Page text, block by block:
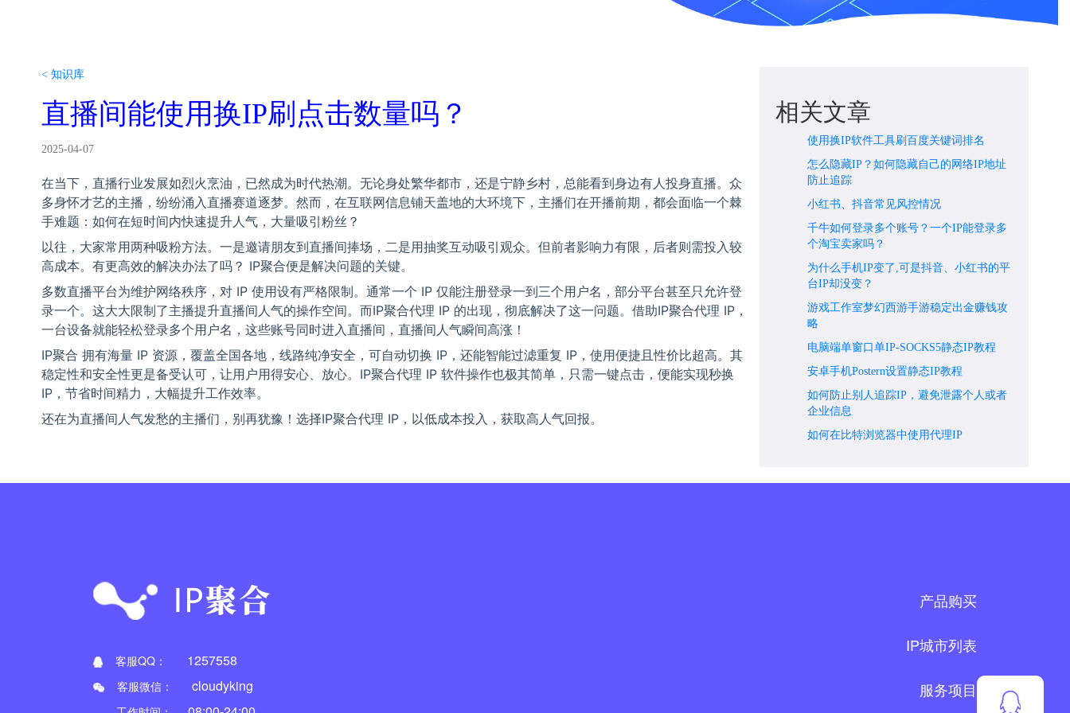
< 知识库
直播间能使用换IP刷点击数量吗？
2025-04-07
在当下，直播行业发展如烈火烹油，已然成为时代热潮。无论身处繁华都市，还是宁静乡村，总能看到身边有人投身直播。众
多身怀才艺的主播，纷纷涌入直播赛道逐梦。然而，在互联网信息铺天盖地的大环境下，主播们在开播前期，都会面临一个棘
手难题：如何在短时间内快速提升人气，大量吸引粉丝？
以往，大家常用两种吸粉方法。一是邀请朋友到直播间捧场，二是用抽奖互动吸引观众。但前者影响力有限，后者则需投入较
高成本。有更高效的解决办法了吗？ IP聚合便是解决问题的关键。
多数直播平台为维护网络秩序，对 IP 使用设有严格限制。通常一个 IP 仅能注册登录一到三个用户名，部分平台甚至只允许登
录一个。这大大限制了主播提升直播间人气的操作空间。而IP聚合代理 IP 的出现，彻底解决了这一问题。借助IP聚合代理 IP，
一台设备就能轻松登录多个用户名，这些账号同时进入直播间，直播间人气瞬间高涨！
IP聚合 拥有海量 IP 资源，覆盖全国各地，线路纯净安全，可自动切换 IP，还能智能过滤重复 IP，使用便捷且性价比超高。其
稳定性和安全性更是备受认可，让用户用得安心、放心。IP聚合代理 IP 软件操作也极其简单，只需一键点击，便能实现秒换
IP，节省时间精力，大幅提升工作效率。
还在为直播间人气发愁的主播们，别再犹豫！选择IP聚合代理 IP，以低成本投入，获取高人气回报。
相关文章
使用换IP软件工具刷百度关键词排名
怎么隐藏IP？如何隐藏自己的网络IP地址
防止追踪
小红书、抖音常见风控情况
千牛如何登录多个账号？一个IP能登录多
个淘宝卖家吗？
为什么手机IP变了,可是抖音、小红书的平
台IP却没变？
游戏工作室梦幻西游手游稳定出金赚钱攻
略
电脑端单窗口单IP-SOCKS5静态IP教程
安卓手机Postern设置静态IP教程
如何防止别人追踪IP，避免泄露个人或者
企业信息
如何在比特浏览器中使用代理IP
客服QQ： 1257558
客服微信： cloudyking
产品购买
IP城市列表
服务项目